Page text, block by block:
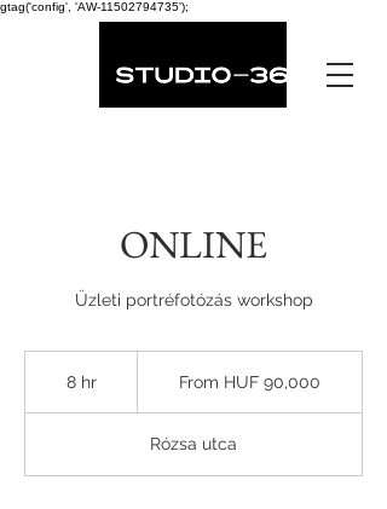
gtag('config', 'AW-11502794735');
ONLINE
Üzleti portréfotózás workshop
8 hr
HungarianFrom HUF 90,000
Rózsa utca